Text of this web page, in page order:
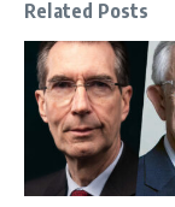
Related Posts